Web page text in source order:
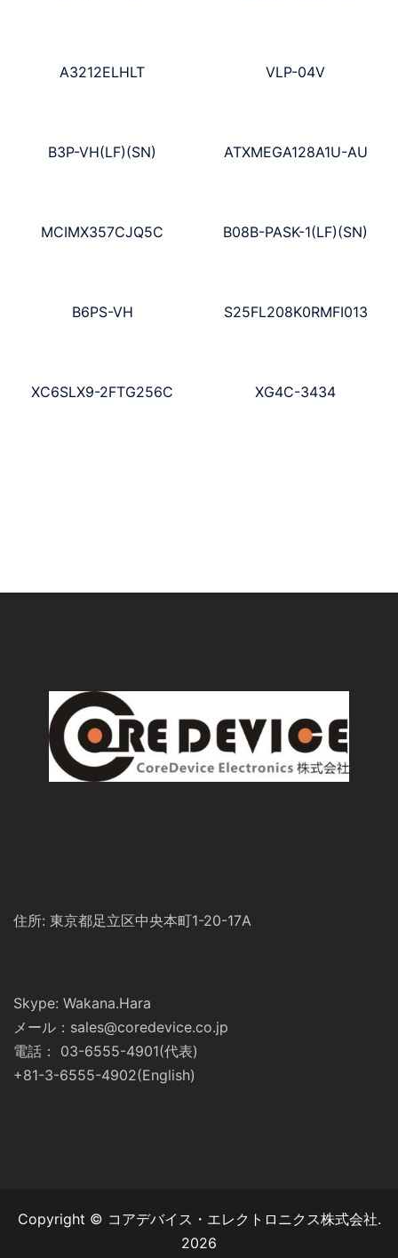
A3212ELHLT VLP-04V
B3P-VH(LF)(SN) ATXMEGA128A1U-AU
MCIMX357CJQ5C B08B-PASK-1(LF)(SN)
B6PS-VH S25FL208K0RMFI013
XC6SLX9-2FTG256C XG4C-3434
住所: 東京都足立区中央本町1-20-17A
Skype: Wakana.Hara
メール：sales@coredevice.co.jp
電話： 03-6555-4901(代表)
+81-3-6555-4902(English)
Copyright © コアデバイス・エレクトロニクス株式会社.
2026